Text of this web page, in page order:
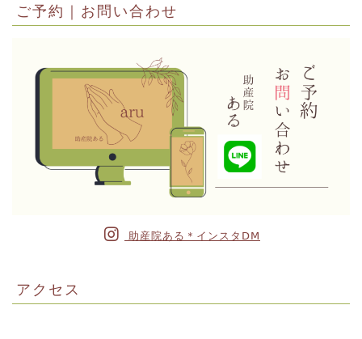
ご予約｜お問い合わせ
助産院ある＊インスタⅮⅯ
アクセス